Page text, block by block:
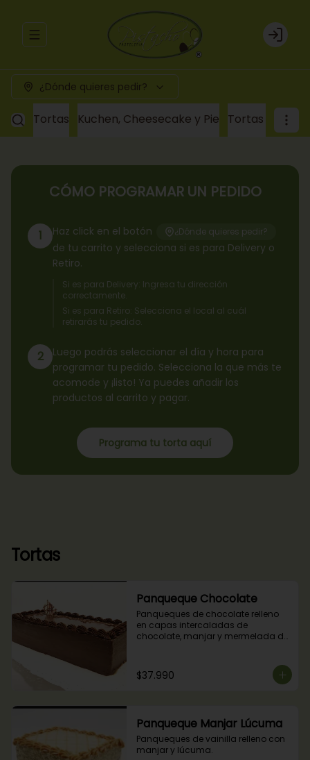
Abrir menu de navegación Login
¿Dónde quieres pedir?
Tortas Kuchen, Cheesecake y Pie Tortas a
CÓMO PROGRAMAR UN PEDIDO
1 Haz click en el botón ¿Dónde quieres pedir?
de tu carrito y selecciona si es para Delivery o
Retiro.
Si es para Delivery: Ingresa tu dirección
correctamente.
Si es para Retiro: Selecciona el local al cuál
retirarás tu pedido.
2
Luego podrás seleccionar el día y hora para
programar tu pedido. Selecciona la que más te
acomode y ¡listo! Ya puedes añadir los
productos al carrito y pagar.
Programa tu torta aquí
Tortas
Panqueque Chocolate
Panqueques de chocolate relleno
en capas intercaladas de
chocolate, manjar y mermelada de
$37.990
Panqueque Manjar Lúcuma
Panqueques de vainilla relleno con
manjar y lúcuma.